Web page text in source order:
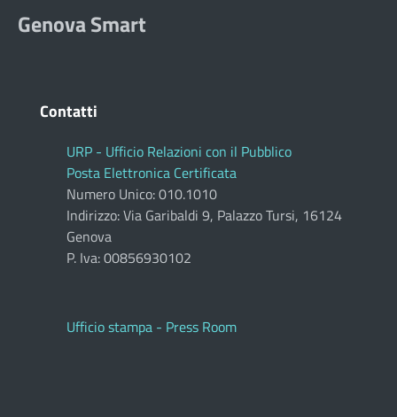
Genova Smart
Contatti
URP - Ufficio Relazioni con il Pubblico
Posta Elettronica Certificata
Numero Unico: 010.1010
Indirizzo: Via Garibaldi 9, Palazzo Tursi, 16124
Genova
P. Iva: 00856930102
Ufficio stampa - Press Room